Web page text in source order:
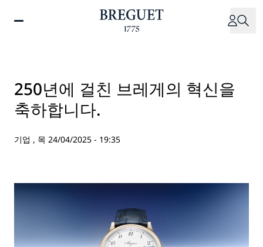
250년에 걸친 브레게의 혁신을
축하합니다.
기업 , 목 24/04/2025 - 19:35